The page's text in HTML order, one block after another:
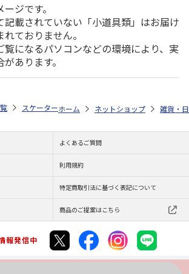
ジです。
記載されていない「小道具類」はお届け
ておりません。
覧になるパソコンなどの環境により、実
あります。
スケーター 抗菌食洗機対応プラコップ
ホーム ネットショップ 雑貨・
よくあるご質問
利用規約
特定商取引法に基づく表記について
商品のご提案はこちら
報発信中